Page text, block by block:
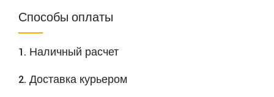
Способы оплаты
1. Наличный расчет
2. Доставка курьером